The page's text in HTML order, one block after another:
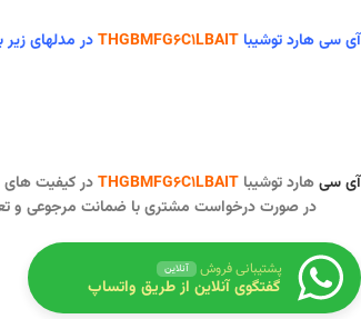
آی سی هارد توشیبا THGBMFG6C1LBAITدر مدلهای زیر
آی سیهارد توشیبا THGBMFG6C1LBAITدر کیفیت های
در صورت درخواست مشتری با ضمانت مرجوعی و
پشتیبانی فروش آنلاین
گفتگوی آنلاین از طریق واتساپ